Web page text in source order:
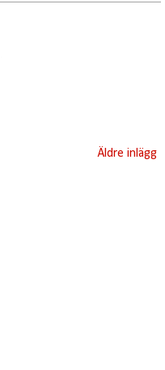
Äldre inlägg